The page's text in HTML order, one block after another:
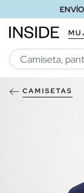
CAMISETAS